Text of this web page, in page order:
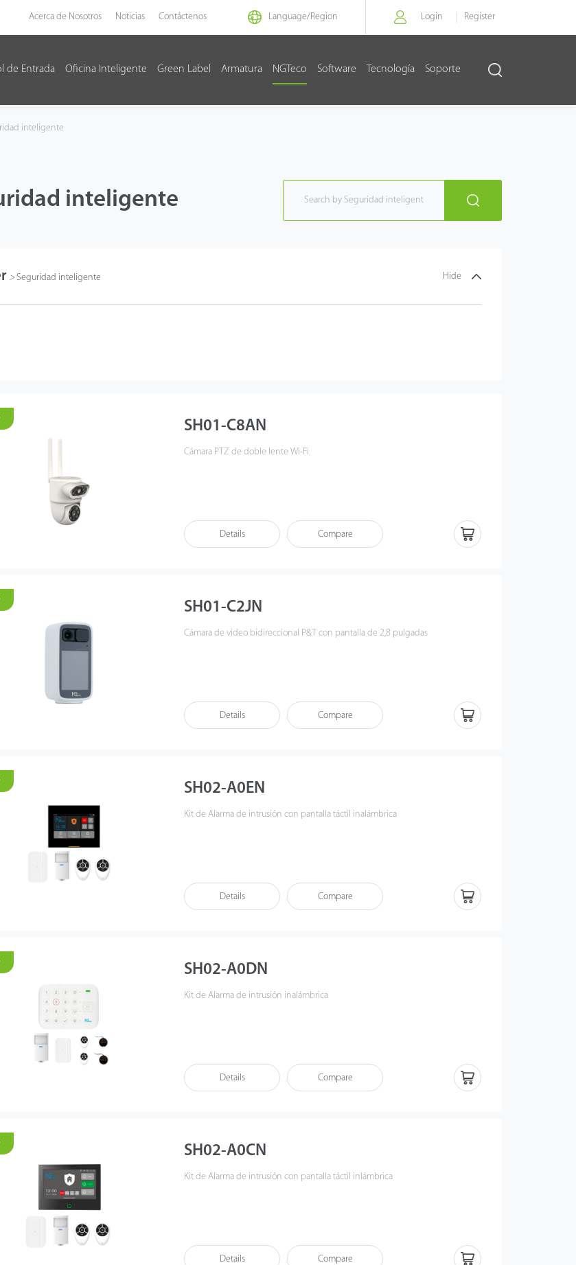
Acerca de Nosotros Noticias Contáctenos Language/Region Login Register
de Entrada Oficina Inteligente Green Label Armatura NGTeco Software Tecnología Soporte
inteligente
inteligente
> Seguridad inteligente Hide
SH01-C8AN
Cámara PTZ de doble lente Wi-Fi
Details Compare
SH01-C2JN
Cámara de video bidireccional P&T con pantalla de 2,8 pulgadas
Details Compare
SH02-A0EN
Kit de Alarma de intrusión con pantalla táctil inalámbrica
Details Compare
SH02-A0DN
Kit de Alarma de intrusión inalámbrica
Details Compare
SH02-A0CN
Kit de Alarma de intrusión con pantalla táctil inlámbrica
Details Compare